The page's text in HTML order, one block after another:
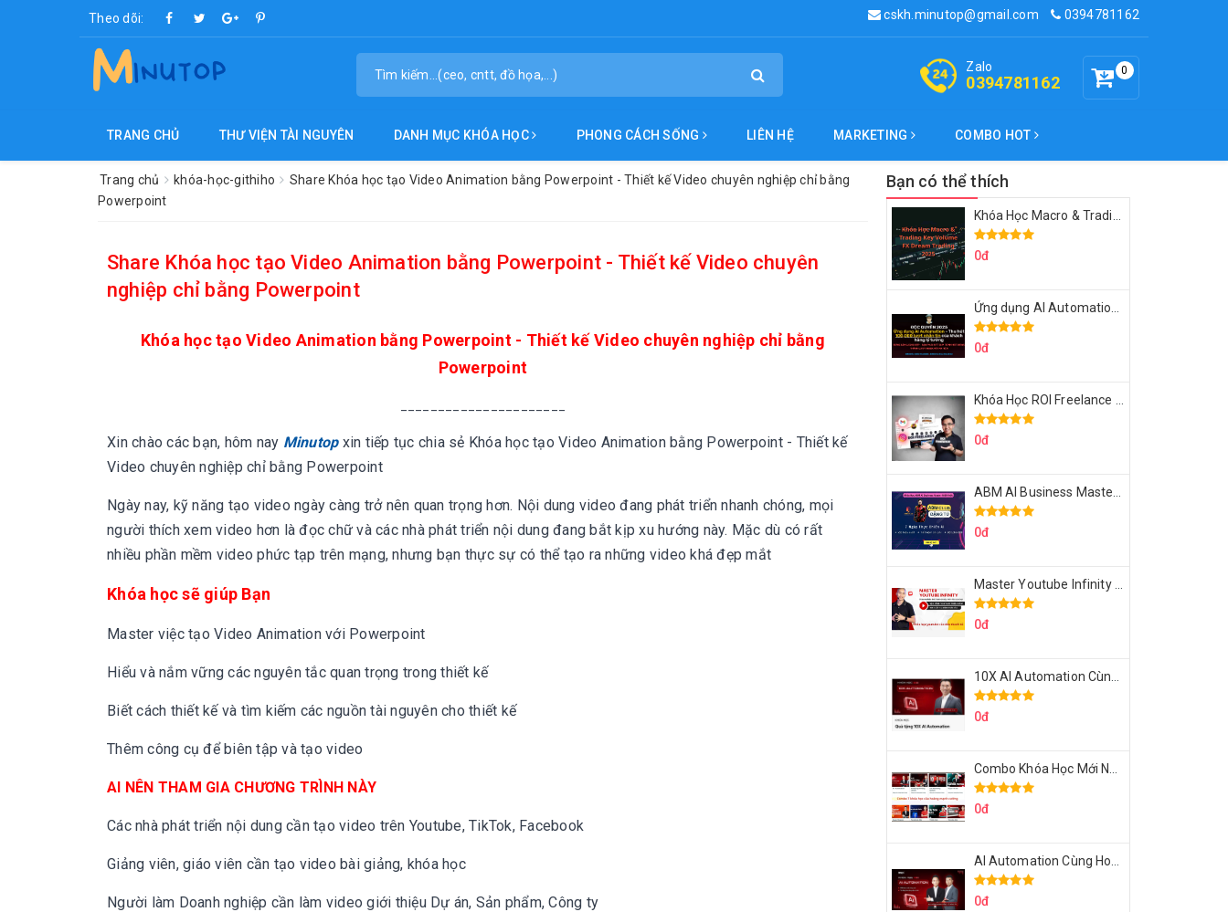
Theo dõi: cskh.minutop@gmail.com 0394781162
0
Zalo
0394781162
TRANG CHỦ THƯ VIỆN TÀI NGUYÊN DANH MỤC KHÓA HỌC PHONG CÁCH SỐNG LIÊN HỆ MARKETING COMBO HOT
Trang chủ khóa-học-githiho
Share Khóa học tạo Video Animation bằng Powerpoint - Thiết kế Video chuyên nghiệp chỉ bằng
Powerpoint
Share Khóa học tạo Video Animation bằng Powerpoint - Thiết kế Video chuyên
nghiệp chỉ bằng Powerpoint
Khóa học tạo Video Animation bằng Powerpoint - Thiết kế Video chuyên nghiệp chỉ bằng
Powerpoint
Xin chào các bạn, hôm nay Minutop xin tiếp tục chia sẻ Khóa học tạo Video Animation bằng Powerpoint - Thiết kế
Video chuyên nghiệp chỉ bằng Powerpoint
Ngày nay, kỹ năng tạo video ngày càng trở nên quan trọng hơn. Nội dung video đang phát triển nhanh chóng, mọi
người thích xem video hơn là đọc chữ và các nhà phát triển nội dung đang bắt kịp xu hướng này. Mặc dù có rất
nhiều phần mềm video phức tạp trên mạng, nhưng bạn thực sự có thể tạo ra những video khá đẹp mắt
Khóa học sẽ giúp Bạn
Master việc tạo Video Animation với Powerpoint
Hiểu và nắm vững các nguyên tắc quan trọng trong thiết kế
Biết cách thiết kế và tìm kiếm các nguồn tài nguyên cho thiết kế
Thêm công cụ để biên tập và tạo video
AI NÊN THAM GIA CHƯƠNG TRÌNH NÀY
Các nhà phát triển nội dung cần tạo video trên Youtube, TikTok, Facebook
Giảng viên, giáo viên cần tạo video bài giảng, khóa học
Người làm Doanh nghiệp cần làm video giới thiệu Dự án, Sản phẩm, Công ty
Bạn có thể thích
0đ
0đ
0đ
0đ
0đ
0đ
0đ
0đ